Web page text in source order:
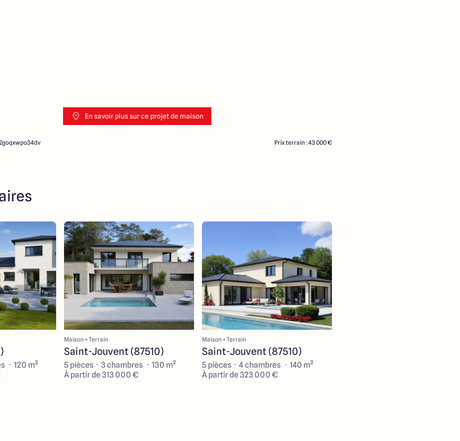
En savoir plus sur ce projet de maison
Prix terrain : 43 000 €
· 120 m²
Maison + Terrain
Saint-Jouvent (87510)
5 pièces · 3 chambres · 130 m²
À partir de 313 000 €
Maison + Terrain
Saint-Jouvent (87510)
5 pièces · 4 chambres · 140 m²
À partir de 323 000 €